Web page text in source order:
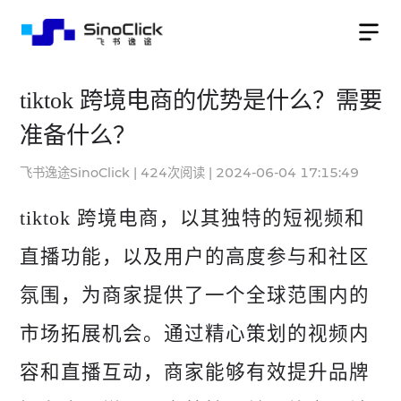
tiktok 跨境电商的优势是什么？需要
准备什么？
飞书逸途SinoClick | 424次阅读 | 2024-06-04 17:15:49
tiktok 跨境电商，以其独特的短视频和
直播功能，以及用户的高度参与和社区
氛围，为商家提供了一个全球范围内的
市场拓展机会。通过精心策划的视频内
容和直播互动，商家能够有效提升品牌